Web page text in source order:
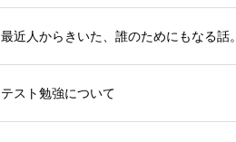
最近人からきいた、誰のためにもなる話。
テスト勉強について